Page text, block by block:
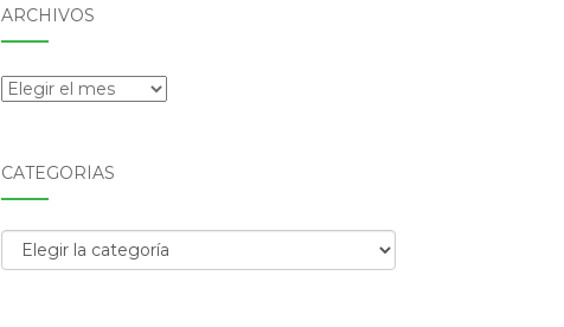
ARCHIVOS
Archivos
CATEGORÍAS
Categorías